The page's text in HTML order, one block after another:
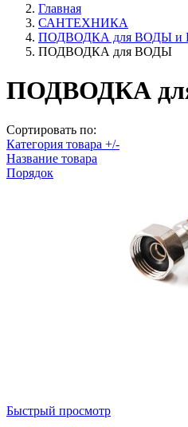
Главная
САНТЕХНИКА
ПОДВОДКА для ВОДЫ и
ПОДВОДКА для ВОДЫ
ПОДВОДКА
Сортировать по:
Категория товара +/-
Название товара
Порядок
Быстрый просмотр